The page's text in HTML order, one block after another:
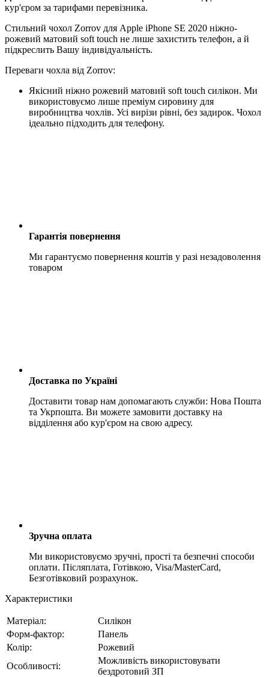
кур'єром за тарифами перевізника.
Стильний чохол Zorrov для Apple iPhone SE 2020 ніжно-
рожевий матовий soft touch не лише захистить телефон, а й
підкреслить Вашу індивідуальність.
Переваги чохла від Zorrov:
Якісний ніжно рожевий матовий soft touch силікон. Ми
використовуємо лише преміум сировину для
виробництва чохлів. Усі вирізи рівні, без задирок. Чохол
ідеально підходить для телефону.
Гарантія повернення
Ми гарантуємо повернення коштів у разі незадоволення
товаром
Доставка по Україні
Доставити товар нам допомагають служби: Нова Пошта
та Укрпошта. Ви можете замовити доставку на
відділення або кур'єром на свою адресу.
Зручна оплата
Ми використовуємо зручні, прості та безпечні способи
оплати. Післяплата, Готівкою, Visa/MasterCard,
Безготівковий розрахунок.
Характеристики
Матеріал:
Силікон
Форм-фактор:
Панель
Колір:
Рожевий
Особливості:
Можливість використовувати
бездротовий ЗП